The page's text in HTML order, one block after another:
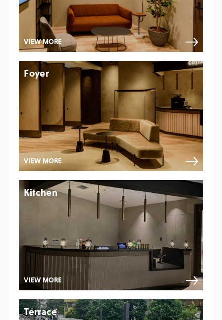
VIEW MORE
Foyer
VIEW MORE
Kitchen
VIEW MORE
Terrace